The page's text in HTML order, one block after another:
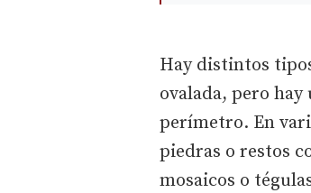
Hay distintos
ovalada, pero
perímetro. En
piedras o restos
mosaicos o